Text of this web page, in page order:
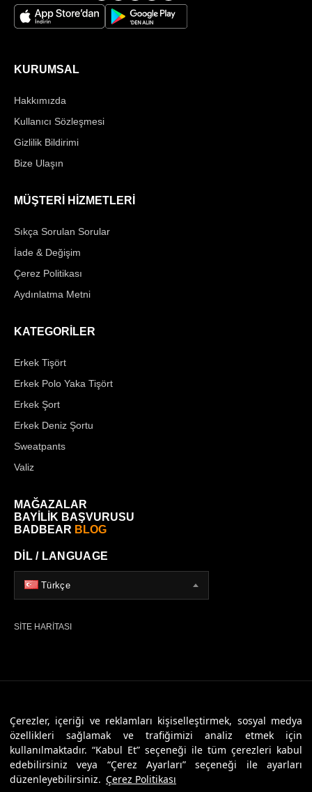
Çerezler, içeriği ve reklamları kişiselleştirmek, sosyal medya
özellikleri sağlamak ve trafiğimizi analiz etmek için
kullanılmaktadır. “Kabul Et” seçeneği ile tüm çerezleri kabul
edebilirsiniz veya “Çerez Ayarları” seçeneği ile ayarları
düzenleyebilirsiniz. Çerez Politikası
KURUMSAL
Hakkımızda
Kullanıcı Sözleşmesi
Gizlilik Bildirimi
Bize Ulaşın
MÜŞTERİ HİZMETLERİ
Sıkça Sorulan Sorular
İade & Değişim
Çerez Politikası
Aydınlatma Metni
KATEGORİLER
Erkek Tişört
Erkek Polo Yaka Tişört
Erkek Şort
Erkek Deniz Şortu
Sweatpants
Valiz
MAĞAZALAR
BAYİLİK BAŞVURUSU
BADBEAR BLOG
DİL / LANGUAGE
Türkçe
SİTE HARİTASI